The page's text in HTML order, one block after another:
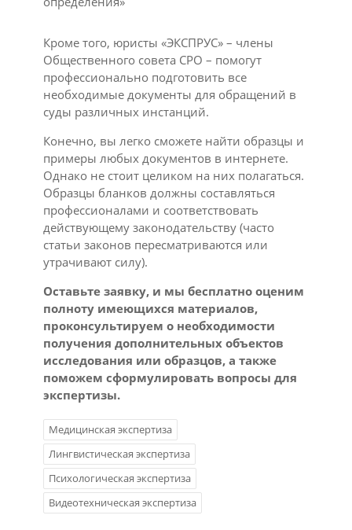
Кроме того, юристы «ЭКСПРУС» – члены
Общественного совета СРО – помогут
профессионально подготовить все
необходимые документы для обращений в
суды различных инстанций.
Конечно, вы легко сможете найти образцы и
примеры любых документов в интернете.
Однако не стоит целиком на них полагаться.
Образцы бланков должны составляться
профессионалами и соответствовать
действующему законодательству (часто
статьи законов пересматриваются или
утрачивают силу).
Оставьте заявку, и мы бесплатно оценим
полноту имеющихся материалов,
проконсультируем о необходимости
получения дополнительных объектов
исследования или образцов, а также
поможем сформулировать вопросы для
экспертизы.
Медицинская экспертиза
Лингвистическая экспертиза
Психологическая экспертиза
Видеотехническая экспертиза